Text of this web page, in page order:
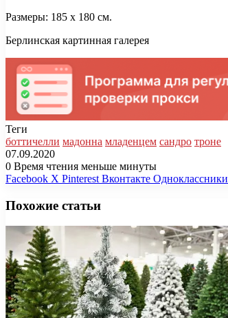
Размеры: 185 x 180 см.
Берлинская картинная галерея
Теги
боттичелли мадонна младенцем сандро троне
07.09.2020
0 Время чтения меньше минуты
Facebook X Pinterest Вконтакте Одноклассники
Похожие статьи